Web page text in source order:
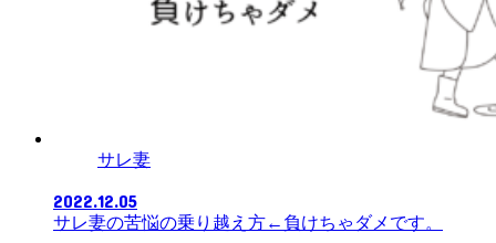
サレ妻
2022.12.05
サレ妻の苦悩の乗り越え方←負けちゃダメです。